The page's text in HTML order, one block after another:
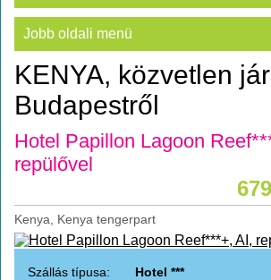
Jobb oldali menü
KENYA, közvetlen
Budapestről
Hotel Papillon Lagoon
repülővel
Kenya, Kenya tengerpart
Szállás típusa: Hotel ***